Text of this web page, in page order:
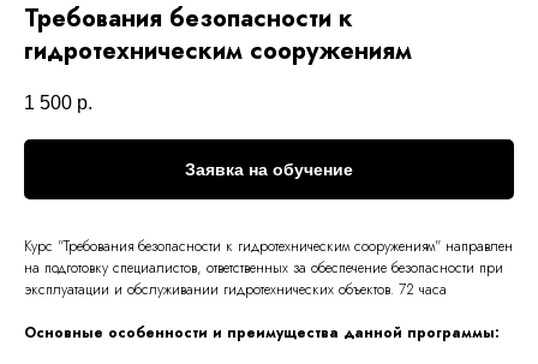
Требования безопасности к
гидротехническим сооружениям
1 500 р.
Заявка на обучение
Курс "Требования безопасности к гидротехническим сооружениям" направлен
на подготовку специалистов, ответственных за обеспечение безопасности при
эксплуатации и обслуживании гидротехнических объектов. 72 часа
Основные особенности и преимущества данной программы: